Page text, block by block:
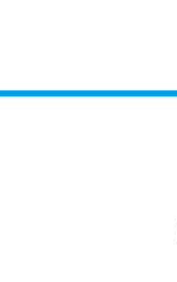
rarement
informatifs.
touchée par